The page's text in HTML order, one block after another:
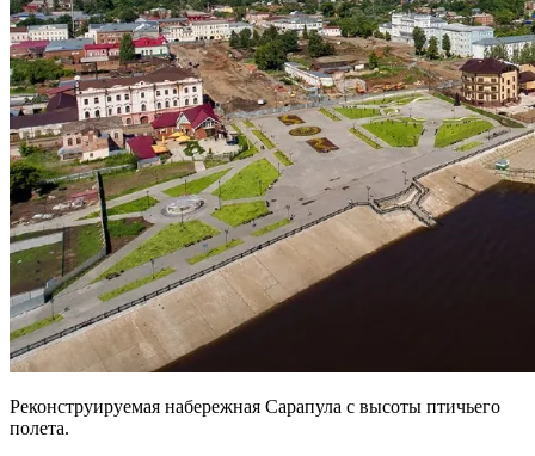
Реконструируемая набережная Сарапула с высоты птичьего
полета.